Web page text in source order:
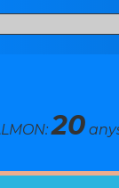
20